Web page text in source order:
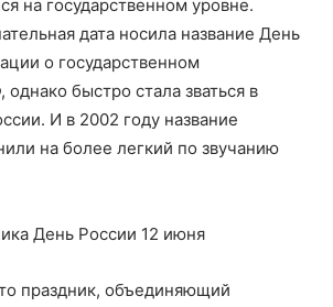
на государственном уровне.
дата носила название День
о государственном
быстро стала зваться в
И в 2002 году название
на более легкий по звучанию
День России 12 июня
праздник, объединяющий